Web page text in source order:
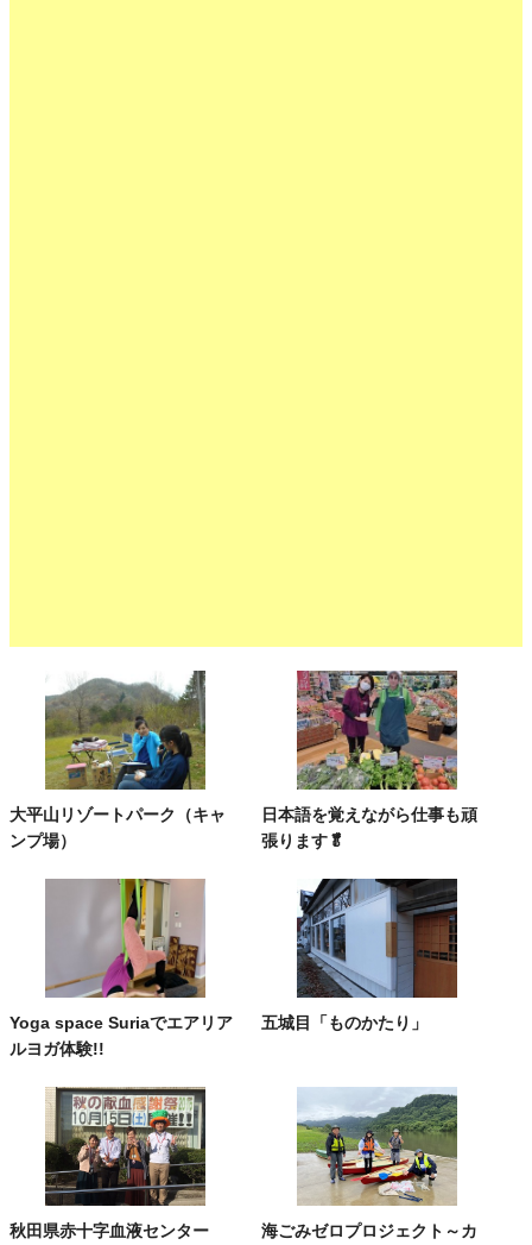
大平山リゾートパーク（キャ
ンプ場）
日本語を覚えながら仕事も頑
張ります🥬
Yoga space Suriaでエアリア
ルヨガ体験!!
五城目「ものかたり」
秋田県赤十字血液センター
海ごみゼロプロジェクト～カ